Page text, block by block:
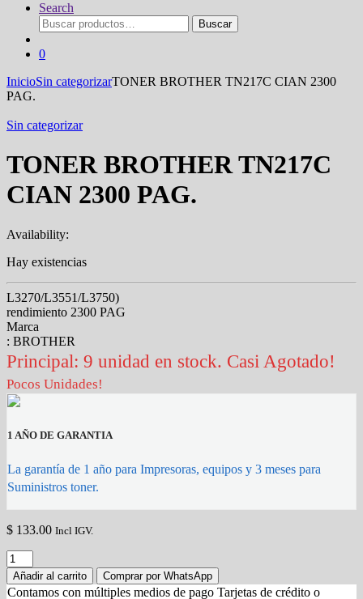
Search
Buscar
por:
Buscar
0
InicioSin categorizarTONER BROTHER TN217C CIAN 2300
PAG.
Sin categorizar
TONER BROTHER TN217C
CIAN 2300 PAG.
Availability:
Hay existencias
L3270/L3551/L3750)
rendimiento 2300 PAG
Marca
: BROTHER
Principal: 9 unidad en stock. Casi Agotado!
Pocos Unidades!
1 AÑO DE GARANTIA
La garantía de 1 año para Impresoras, equipos y 3 meses para
Suministros toner.
$ 133.00 Incl IGV.
TONER
BROTHER
TN217C
Añadir al carrito Comprar por WhatsApp
Contamos con múltiples medios de pago Tarjetas de crédito o